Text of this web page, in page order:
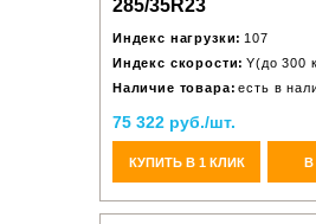
285/35R23
Индекс нагрузки: 107
Индекс скорости: Y(до 300
Наличие товара: есть в
75 322 руб./шт.
КУПИТЬ В 1 КЛИК В